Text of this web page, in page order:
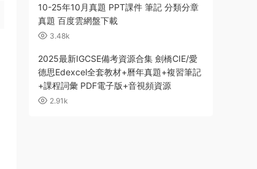
10-25年10月真題 PPT課件 筆記 分類分章
真題 百度雲網盤下載
3.48k
2025最新IGCSE備考資源合集 劍橋CIE/愛
德思Edexcel全套教材+曆年真題+複習筆記
+課程詞彙 PDF電子版+音視頻資源
2.91k